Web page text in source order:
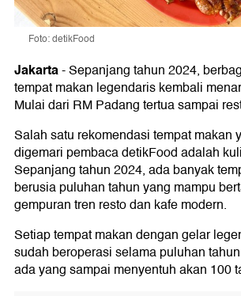
Foto: detikFood
Jakarta-Sepanjang tahun 2024,
tempat makan legendaris kembali
Mulai dari RM Padang tertua sampai
Salah satu rekomendasi tempat makan
digemari pembaca detikFood adalah
Sepanjang tahun 2024, ada banyak
berusia puluhan tahun yang mampu
gempuran tren resto dan kafe modern.
Setiap tempat makan dengan gelar
sudah beroperasi selama puluhan
ada yang sampai menyentuh akan 100